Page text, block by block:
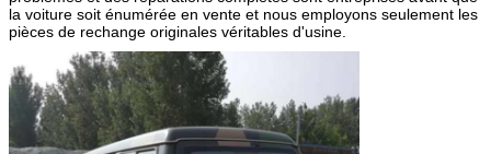
la voiture soit énumérée en vente et nous employons seulement les
pièces de rechange originales véritables d'usine.